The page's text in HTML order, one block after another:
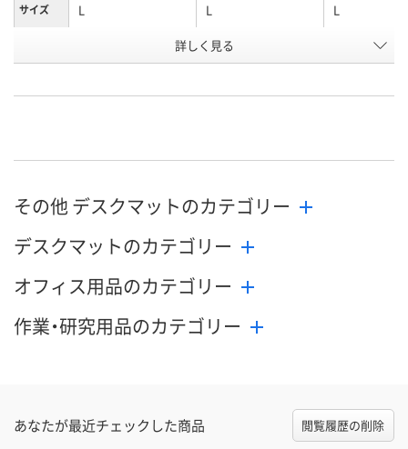
サイズ L L L
ネイビー系 ブラック系
AH21152 AH21153 AH21146
数量
カゴへ
数量
詳しく見る
その他 デスクマットのカテゴリー
デスクマットのカテゴリー
オフィス用品のカテゴリー
作業・研究用品のカテゴリー
あなたが最近チェックした商品 閲覧履歴の削除